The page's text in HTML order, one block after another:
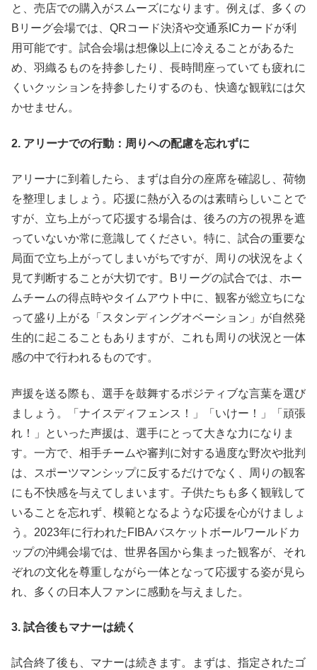
と、売店での購入がスムーズになります。例えば、多くの
Bリーグ会場では、QRコード決済や交通系ICカードが利
用可能です。試合会場は想像以上に冷えることがあるた
め、羽織るものを持参したり、長時間座っていても疲れに
くいクッションを持参したりするのも、快適な観戦には欠
かせません。
2. アリーナでの行動：周りへの配慮を忘れずに
アリーナに到着したら、まずは自分の座席を確認し、荷物
を整理しましょう。応援に熱が入るのは素晴らしいことで
すが、立ち上がって応援する場合は、後ろの方の視界を遮
っていないか常に意識してください。特に、試合の重要な
局面で立ち上がってしまいがちですが、周りの状況をよく
見て判断することが大切です。Bリーグの試合では、ホー
ムチームの得点時やタイムアウト中に、観客が総立ちにな
って盛り上がる「スタンディングオベーション」が自然発
生的に起こることもありますが、これも周りの状況と一体
感の中で行われるものです。
声援を送る際も、選手を鼓舞するポジティブな言葉を選び
ましょう。「ナイスディフェンス！」「いけー！」「頑張
れ！」といった声援は、選手にとって大きな力になりま
す。一方で、相手チームや審判に対する過度な野次や批判
は、スポーツマンシップに反するだけでなく、周りの観客
にも不快感を与えてしまいます。子供たちも多く観戦して
いることを忘れず、模範となるような応援を心がけましょ
う。2023年に行われたFIBAバスケットボールワールドカ
ップの沖縄会場では、世界各国から集まった観客が、それ
ぞれの文化を尊重しながら一体となって応援する姿が見ら
れ、多くの日本人ファンに感動を与えました。
3. 試合後もマナーは続く
試合終了後も、マナーは続きます。まずは、指定されたゴ